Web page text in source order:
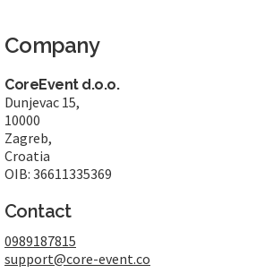
Company
CoreEvent d.o.o.
Dunjevac 15,
10000
Zagreb,
Croatia
OIB: 36611335369
Contact
0989187815
support@core-event.co